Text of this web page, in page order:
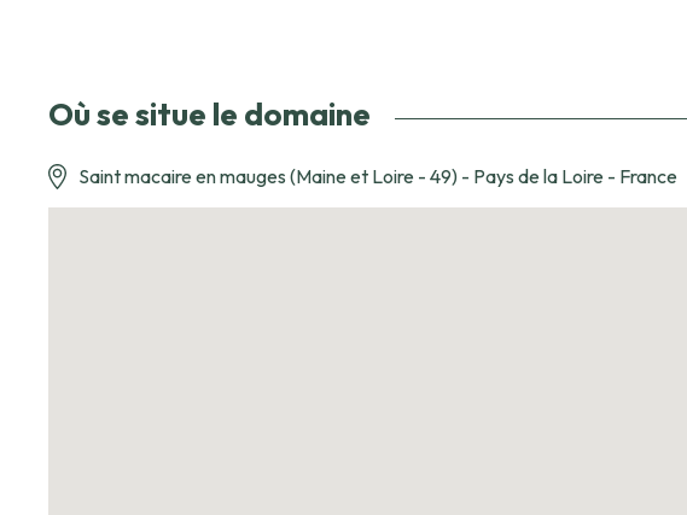
Où se situe le domaine
Saint macaire en mauges (Maine et Loire - 49) - Pays de la Loire - France